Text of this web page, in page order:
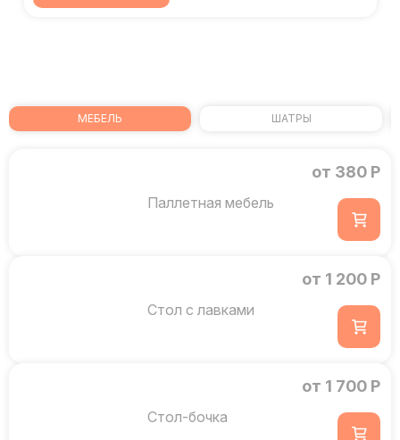
МЕБЕЛЬ ШАТРЫ
Паллетная мебель
от 380 Р
Стол с лавками
от 1 200 Р
Стол-бочка
от 1 700 Р